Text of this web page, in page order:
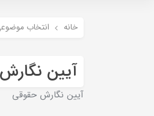
خانه انتخاب​
آیین
آیین نگارش حقوقی